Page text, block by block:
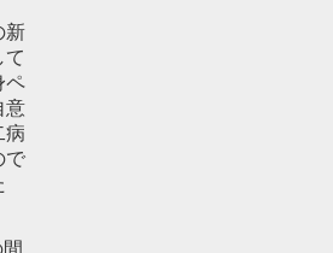
新
て
意
病
で